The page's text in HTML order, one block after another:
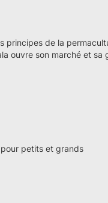
principes de la
ouvre son marché et sa
petits et grands